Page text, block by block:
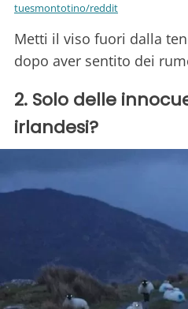
tuesmontotino/reddit
Metti il viso fuori dalla
dopo aver sentito dei
2. Solo delle
irlandesi?